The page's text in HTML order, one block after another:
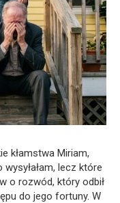
kłamstwa Miriam,
lecz które
o rozwód, który odbił
do jego fortuny. W